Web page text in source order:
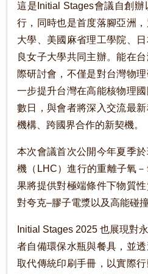
這是Initial Stages會議自創
行，同時也是首度落腳亞洲
大學、美國麻省理工學院、
良女子大學共同主辦。能在
際研討會，不僅是對台灣物
一步提升台灣在高能核物理
數日，與會者將深入交流最
機構、跨國界合作的新契機。
本次會議首次公開今年夏季
機（LHC）進行的重離子氧
果將提供對極端條件下物質
對夸克–膠子電漿以及高能碰
Initial Stages 2025 也展現對
者自備環保水瓶與餐具，並
取代傳統印刷手冊，以實際